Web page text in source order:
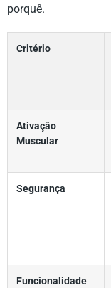
porquê.
Critério
Ativação
Muscular
Segurança
Funcionalidade